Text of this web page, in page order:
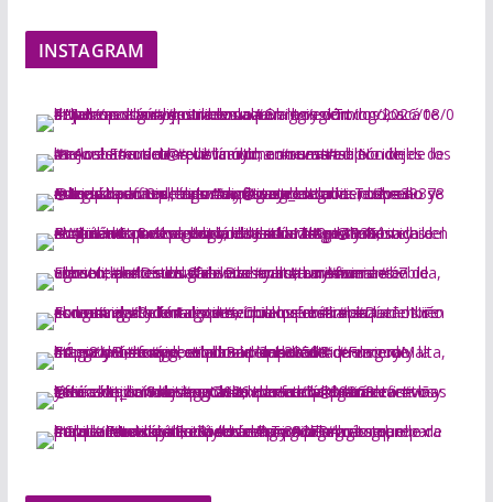
INSTAGRAM